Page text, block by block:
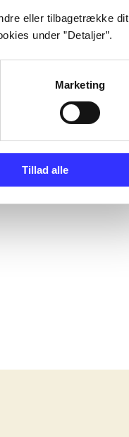
eller tilbagetrække dit
under ”Detaljer”.
Marketing
Tillad alle